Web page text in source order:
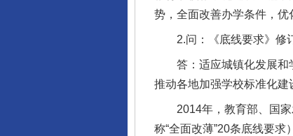
势，全面改善办学条件，优
2.问：《底线要求》修
答：适应城镇化发展和学
推动各地加强学校标准化建
2014年，教育部、国家
称“全面改薄”20条底线要